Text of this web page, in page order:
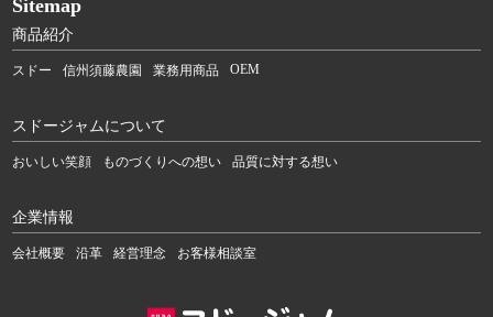
Sitemap
商品紹介
スドー 信州須藤農園 業務用商品 OEM
スドージャムについて
おいしい笑顔 ものづくりへの想い 品質に対する想い
企業情報
会社概要 沿革 経営理念 お客様相談室